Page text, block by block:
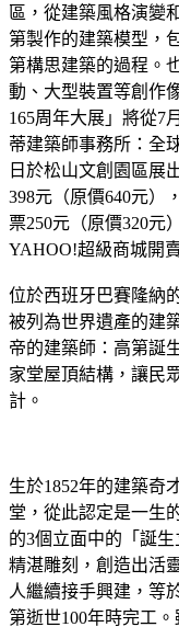
區，從建築風格演變
第製作的建築模型，
第構思建築的過程。
動、大型裝置等創作
165周年大展」將從7
蒂建築師事務所：全
日於松山文創園區展
398元（原價640元）
票250元（原價320元
YAHOO!超級商城開
位於西班牙巴賽隆納
被列為世界遺產的建
帝的建築師：高第誕
家堂屋頂結構，讓民
計。
生於1852年的建築奇
堂，從此認定是一生
的3個立面中的「誕
精湛雕刻，創造出活
人繼續接手興建，等
第逝世100年時完工